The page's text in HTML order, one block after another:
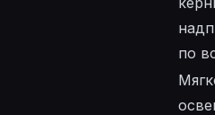
по